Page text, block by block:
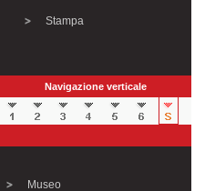
Stampa
Navigazione verticale
Museo